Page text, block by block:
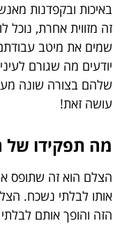
באיכות ובקפדנות
זה מזווית אחרת,
שמים את מיטב
יודעים מה שגורם
שלהם בצורה שונה
עושה זאת!
מה תפקידו של
הצלם הוא זה שתופס
אותו לבלתי נשכח.
הזה והופך אותם